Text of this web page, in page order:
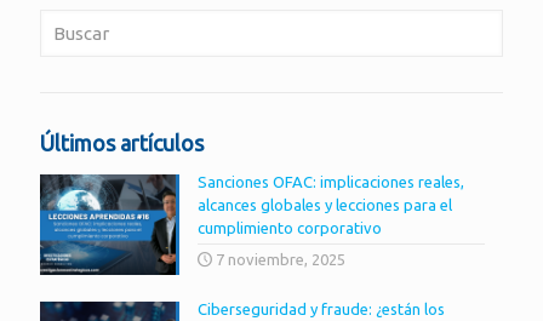
Últimos artículos
Sanciones OFAC: implicaciones reales,
alcances globales y lecciones para el
cumplimiento corporativo
7 noviembre, 2025
Ciberseguridad y fraude: ¿están los